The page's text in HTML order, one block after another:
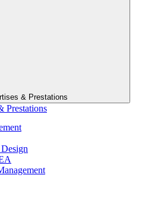
& Prestations
Prestations